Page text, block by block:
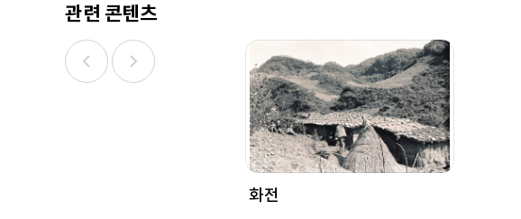
관련 콘텐츠
화전